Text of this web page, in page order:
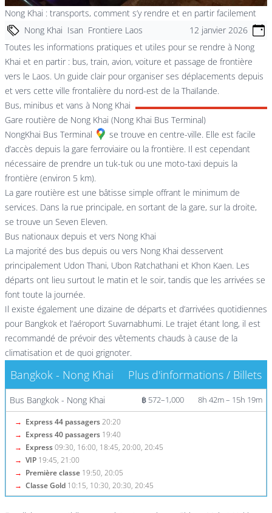
Nong Khai : transports, comment s’y rendre et en partir facilement
Nong Khai Isan Frontiere Laos
12 janvier 2026
Toutes les informations pratiques et utiles pour se rendre à Nong
Khai et en partir : bus, train, avion, voiture et passage de frontière
vers le Laos. Un guide clair pour organiser ses déplacements depuis
et vers cette ville frontalière du nord-est de la Thaïlande.
Bus, minibus et vans à Nong Khai
Gare routière de Nong Khai (Nong Khai Bus Terminal)
NongKhai Bus Terminal
se trouve en centre-ville. Elle est facile
d’accès depuis la gare ferroviaire ou la frontière. Il est cependant
nécessaire de prendre un tuk-tuk ou une moto-taxi depuis la
frontière (environ 5 km).
La gare routière est une bâtisse simple offrant le minimum de
services. Dans la rue principale, en sortant de la gare, sur la droite,
se trouve un Seven Eleven.
Bus nationaux depuis et vers Nong Khai
La majorité des bus depuis ou vers Nong Khai desservent
principalement Udon Thani, Ubon Ratchathani et Khon Kaen. Les
départs ont lieu surtout le matin et le soir, tandis que les arrivées se
font toute la journée.
Il existe également une dizaine de départs et d’arrivées quotidiennes
pour Bangkok et l’aéroport Suvarnabhumi. Le trajet étant long, il est
recommandé de prévoir des vêtements chauds à cause de la
climatisation et de quoi grignoter.
Bangkok - Nong Khai Plus d'informations / Billets
Bus Bangkok - Nong Khai ฿ 572–1,000 8h 42m – 15h 19m
→ Express 44 passagers20:20
→ Express 40 passagers 19:40
→ Express09:30, 16:00, 18:45, 20:00, 20:45
→ VIP 19:45, 21:00
→ Première classe 19:50, 20:05
→ Classe Gold 10:15, 10:30, 20:30, 20:45